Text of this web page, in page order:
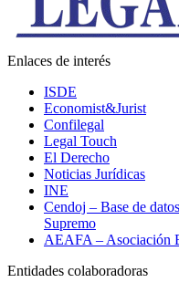
Enlaces de interés
ISDE
Economist&Jurist
Confilegal
Legal Touch
El Derecho
Noticias Jurídicas
INE
Cendoj – Base de
Supremo
AEAFA – Asociación
Entidades colaboradoras